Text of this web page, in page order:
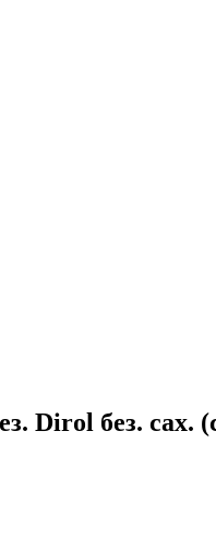
Dirol без. сах.